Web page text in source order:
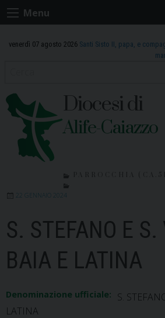
Skip
to
Menu
venerdì 07 agosto 2026 Santi Sisto II, papa, e
Diocesi di
Alife-Caiazzo
22 GENNAIO 2024
S. STEFANO E S.
BAIA E LATINA
Denominazione ufficiale:
S.
LATINA